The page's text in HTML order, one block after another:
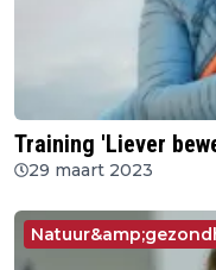
Training 'Liever
29 maart 2023